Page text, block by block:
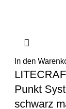
In den
Punkt
schwarz